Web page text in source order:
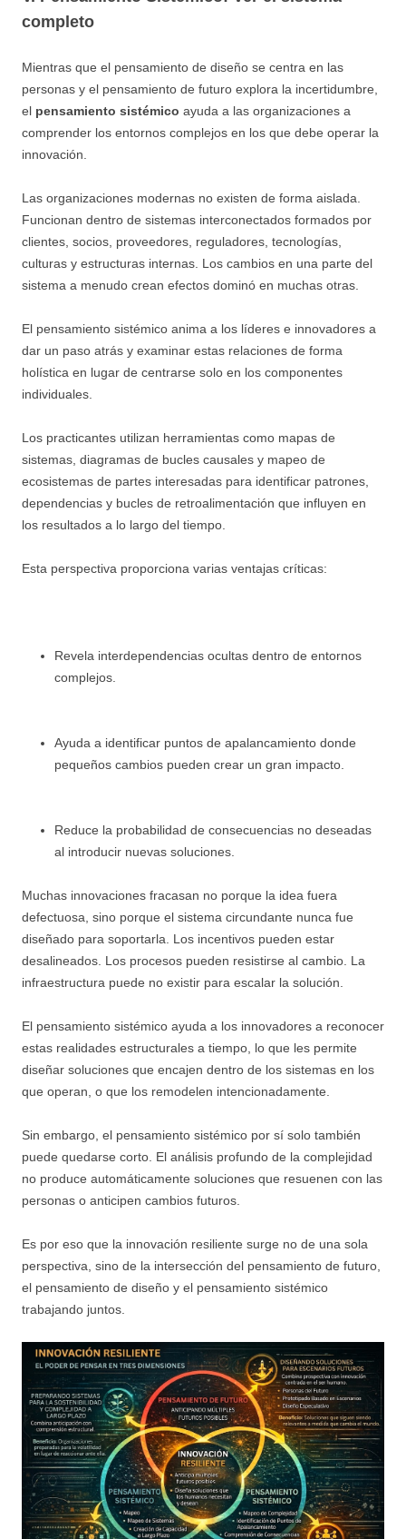
completo
Mientras que el pensamiento de diseño se centra en las
personas y el pensamiento de futuro explora la incertidumbre,
el pensamiento sistémico ayuda a las organizaciones a
comprender los entornos complejos en los que debe operar la
innovación.
Las organizaciones modernas no existen de forma aislada.
Funcionan dentro de sistemas interconectados formados por
clientes, socios, proveedores, reguladores, tecnologías,
culturas y estructuras internas. Los cambios en una parte del
sistema a menudo crean efectos dominó en muchas otras.
El pensamiento sistémico anima a los líderes e innovadores a
dar un paso atrás y examinar estas relaciones de forma
holística en lugar de centrarse solo en los componentes
individuales.
Los practicantes utilizan herramientas como mapas de
sistemas, diagramas de bucles causales y mapeo de
ecosistemas de partes interesadas para identificar patrones,
dependencias y bucles de retroalimentación que influyen en
los resultados a lo largo del tiempo.
Esta perspectiva proporciona varias ventajas críticas:
Revela interdependencias ocultas dentro de entornos
complejos.
Ayuda a identificar puntos de apalancamiento donde
pequeños cambios pueden crear un gran impacto.
Reduce la probabilidad de consecuencias no deseadas
al introducir nuevas soluciones.
Muchas innovaciones fracasan no porque la idea fuera
defectuosa, sino porque el sistema circundante nunca fue
diseñado para soportarla. Los incentivos pueden estar
desalineados. Los procesos pueden resistirse al cambio. La
infraestructura puede no existir para escalar la solución.
El pensamiento sistémico ayuda a los innovadores a reconocer
estas realidades estructurales a tiempo, lo que les permite
diseñar soluciones que encajen dentro de los sistemas en los
que operan, o que los remodelen intencionadamente.
Sin embargo, el pensamiento sistémico por sí solo también
puede quedarse corto. El análisis profundo de la complejidad
no produce automáticamente soluciones que resuenen con las
personas o anticipen cambios futuros.
Es por eso que la innovación resiliente surge no de una sola
perspectiva, sino de la intersección del pensamiento de futuro,
el pensamiento de diseño y el pensamiento sistémico
trabajando juntos.